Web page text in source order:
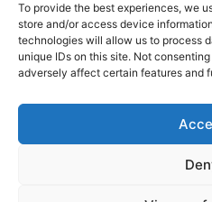
To provide the best experiences, we
store and/or access device
technologies will allow us to process
unique IDs on this site. Not
adversely affect certain features and
Podlech, il Cile lo ha
all’ergastolo
Era ubriaca…
© tagDiv - All rights